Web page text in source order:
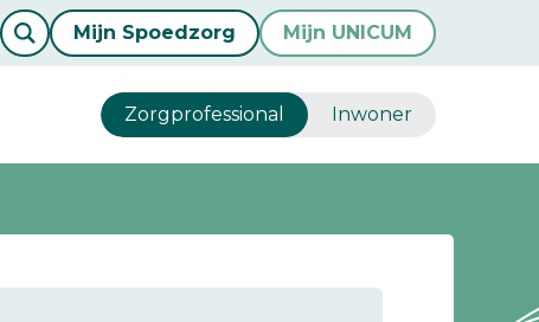
Mijn Spoedzorg Mijn UNICUM
Zorgprofessional Inwoner